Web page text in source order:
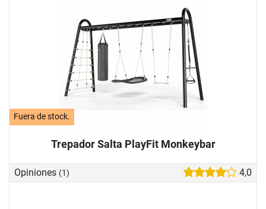
Fuera de stock.
Trepador Salta PlayFit Monkeybar
Opiniones (1) 4,0